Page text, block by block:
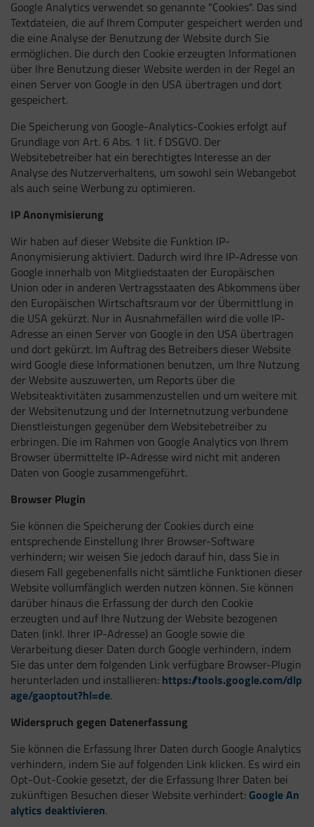
Google Analytics verwendet so genannte "Cookies". Das sind
Textdateien, die auf Ihrem Computer gespeichert werden und
die eine Analyse der Benutzung der Website durch Sie
ermöglichen. Die durch den Cookie erzeugten Informationen
über Ihre Benutzung dieser Website werden in der Regel an
einen Server von Google in den USA übertragen und dort
gespeichert.
Die Speicherung von Google-Analytics-Cookies erfolgt auf
Grundlage von Art. 6 Abs. 1 lit. f DSGVO. Der
Websitebetreiber hat ein berechtigtes Interesse an der
Analyse des Nutzerverhaltens, um sowohl sein Webangebot
als auch seine Werbung zu optimieren.
IP Anonymisierung
Wir haben auf dieser Website die Funktion IP-
Anonymisierung aktiviert. Dadurch wird Ihre IP-Adresse von
Google innerhalb von Mitgliedstaaten der Europäischen
Union oder in anderen Vertragsstaaten des Abkommens über
den Europäischen Wirtschaftsraum vor der Übermittlung in
die USA gekürzt. Nur in Ausnahmefällen wird die volle IP-
Adresse an einen Server von Google in den USA übertragen
und dort gekürzt. Im Auftrag des Betreibers dieser Website
wird Google diese Informationen benutzen, um Ihre Nutzung
der Website auszuwerten, um Reports über die
Websiteaktivitäten zusammenzustellen und um weitere mit
der Websitenutzung und der Internetnutzung verbundene
Dienstleistungen gegenüber dem Websitebetreiber zu
erbringen. Die im Rahmen von Google Analytics von Ihrem
Browser übermittelte IP-Adresse wird nicht mit anderen
Daten von Google zusammengeführt.
Browser Plugin
Sie können die Speicherung der Cookies durch eine
entsprechende Einstellung Ihrer Browser-Software
verhindern; wir weisen Sie jedoch darauf hin, dass Sie in
diesem Fall gegebenenfalls nicht sämtliche Funktionen dieser
Website vollumfänglich werden nutzen können. Sie können
darüber hinaus die Erfassung der durch den Cookie
erzeugten und auf Ihre Nutzung der Website bezogenen
Daten (inkl. Ihrer IP-Adresse) an Google sowie die
Verarbeitung dieser Daten durch Google verhindern, indem
Sie das unter dem folgenden Link verfügbare Browser-Plugin
herunterladen und installieren: https://tools.google.com/dlp
age/gaoptout?hl=de.
Widerspruch gegen Datenerfassung
Sie können die Erfassung Ihrer Daten durch Google Analytics
verhindern, indem Sie auf folgenden Link klicken. Es wird ein
Opt-Out-Cookie gesetzt, der die Erfassung Ihrer Daten bei
zukünftigen Besuchen dieser Website verhindert: Google An
alytics deaktivieren.